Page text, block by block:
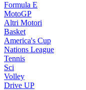
Formula E
MotoGP
Altri Motori
Basket
America's Cup
Nations League
Tennis
Sci
Volley
Drive UP